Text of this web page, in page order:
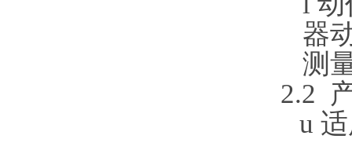
器
测
2.2
u